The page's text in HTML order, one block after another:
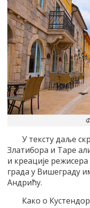
У тексту даље
Златибора и Таре
и креације
града у Вишеграду
Андрићу.
Како о